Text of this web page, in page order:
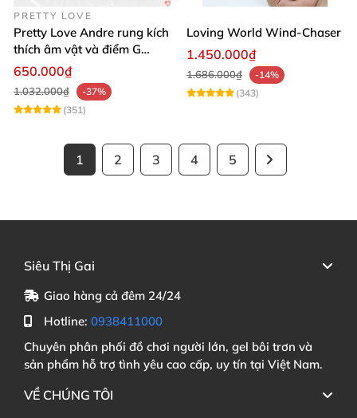
PRETTY LOVE
Pretty Love Andre rung kích
thích âm vật và điểm G
mạnh mẽ
650.000₫
1.032.000₫
-37%
(351)
Loving World Wind-Chaser
1.450.000₫
1.686.000₫
-14%
(343)
1 2 3 4 5
Siêu Thị Gai
Giao hàng cả đêm 24/24
Hotline: 0938411000
Chuyên phân phối đồ chơi người lớn, gel bôi trơn và
sản phẩm hỗ trợ tình yêu cao cấp, uy tín tại Việt Nam.
VỀ CHÚNG TÔI